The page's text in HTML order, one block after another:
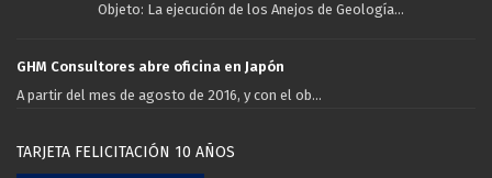
Objeto: La ejecución de los Anejos de Geología...
GHM Consultores abre oficina en Japón
A partir del mes de agosto de 2016, y con el ob...
TARJETA FELICITACIÓN 10 AÑOS